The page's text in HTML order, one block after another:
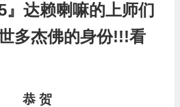
达赖喇嘛的上师们
多杰佛的身份!!!看
恭 贺